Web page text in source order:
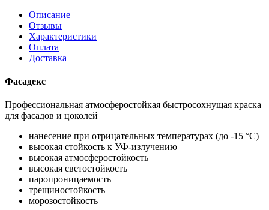
Описание
Отзывы
Характеристики
Оплата
Доставка
Фасадекс
Профессиональная атмосферостойкая быстросохнущая краска
для фасадов и цоколей
нанесение при отрицательных температурах (до -15 °С)
высокая стойкость к УФ-излучению
высокая атмосферостойкость
высокая светостойкость
паропроницаемость
трещиностойкость
морозостойкость